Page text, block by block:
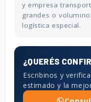
y empresa
grandes o
logística especial.
¿QUERÉS
Escribinos y
estimado y la